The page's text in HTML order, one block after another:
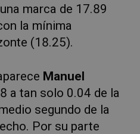
marca de 17.89
la mínima
(18.25).
Manuel
a tan solo 0.04 de la
segundo de la
Por su parte